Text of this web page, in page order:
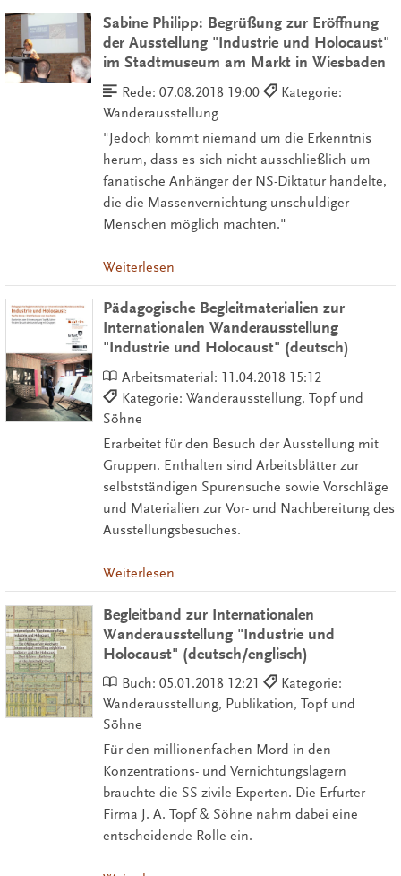
Sabine Philipp: Begrüßung zur Eröffnung
der Ausstellung "Industrie und Holocaust"
im Stadtmuseum am Markt in Wiesbaden
Rede: 07.08.2018 19:00
Kategorie:
Wanderausstellung
"Jedoch kommt niemand um die Erkenntnis
herum, dass es sich nicht ausschließlich um
fanatische Anhänger der NS-Diktatur handelte,
die die Massenvernichtung unschuldiger
Menschen möglich machten."
Weiterlesen
Pädagogische Begleitmaterialien zur
Internationalen Wanderausstellung
"Industrie und Holocaust" (deutsch)
Arbeitsmaterial: 11.04.2018 15:12
Kategorie: Wanderausstellung, Topf und
Söhne
Erarbeitet für den Besuch der Ausstellung mit
Gruppen. Enthalten sind Arbeitsblätter zur
selbstständigen Spurensuche sowie Vorschläge
und Materialien zur Vor- und Nachbereitung des
Ausstellungsbesuches.
Weiterlesen
Begleitband zur Internationalen
Wanderausstellung "Industrie und
Holocaust" (deutsch/englisch)
Buch: 05.01.2018 12:21
Kategorie:
Wanderausstellung, Publikation, Topf und
Söhne
Für den millionenfachen Mord in den
Konzentrations- und Vernichtungslagern
brauchte die SS zivile Experten. Die Erfurter
Firma J. A. Topf & Söhne nahm dabei eine
entscheidende Rolle ein.